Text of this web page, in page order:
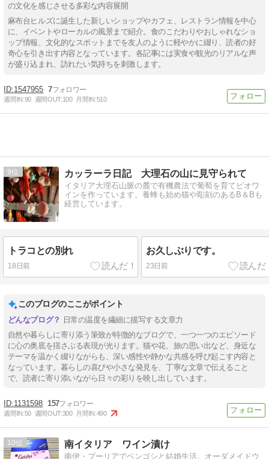
の文化を感じさせる多彩な内容展開
麻布台ヒルズに誕生した新しいショップやカフェ、レストラン情報を中心
に、イベントやローカルの風景まで紹介。食のこだわりやおしゃれなショ
ップ情報、文化的なスポットまでを友人のように軽やかに綴り、読者の好
奇心を引き出す内容となっています。各記事には実食や観光のリアルな声
が盛り込まれ、訪れたい気持ちを刺激します。
1547955 7
週間IN:90 週間OUT:100 月間IN:510
9 カッラーラ日記 大理石の山に見守られて
イタリア大理石山脈の麓で有機農法で葡萄を育てビオワ
インを作っています。養蜂も始め猫や彫刻のあるB＆Bも
経営しています。
トラコとの別れ
18日前
お久しぶりです。
23日前
このブログのここがポイント
日常の温度を繊細に描写する文章力
自然や暮らしに寄り添う筆致が特徴的なブログで、一つ一つのエピソード
に心の奥底を揺さぶる表現が光ります。猫や花、旅の思い出など、身近な
テーマを温かく綴りながらも、深い感性や静かな共感を呼び起こす内容と
なっています。暮らしの喜びや小さな発見を、丁寧な文章で伝えること
で、読者に寄り添いながら日々の彩りを映し出しています。
1131598 157
週間IN:50 週間OUT:300 月間IN:490
10 南イタリア ワイン漬け
南伊・プーリアでベンゴシと結婚生活。オーダメイドウ